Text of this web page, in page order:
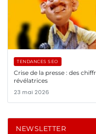
TENDANCES SEO
Crise de la presse : des
révélatrices
23 mai 2026
NEWSLETTER